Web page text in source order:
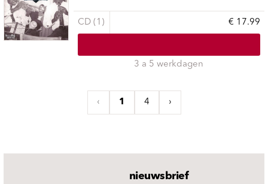
CD (1) € 17.99
3 a 5 werkdagen
‹ 1 4 ›
nieuwsbrief